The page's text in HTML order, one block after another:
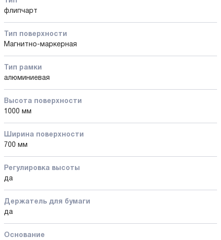
флипчарт
Тип поверхности
Магнитно-маркерная
Тип рамки
алюминиевая
Высота поверхности
1000 мм
Ширина поверхности
700 мм
Регулировка высоты
да
Держатель для бумаги
да
Основание